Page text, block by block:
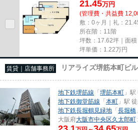
21.45万円
(管理費・共益費
敷：0ヶ月｜礼：
所在階：11階
坪数：17.62坪｜面
坪単価： 1.22万円
賃貸｜店舗事務所 リアライズ堺筋本町ビル
地下鉄堺筋線 「堺筋本町 」
地下鉄御堂筋線 「本町 」駅
地下鉄長堀鶴見緑地 「長堀橋
大阪府大阪市中央区久太郎町